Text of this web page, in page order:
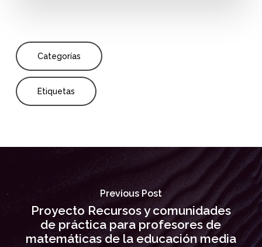
Categorías
Etiquetas
Previous Post
Proyecto Recursos y comunidades
de práctica para profesores de
matemáticas de la educación media